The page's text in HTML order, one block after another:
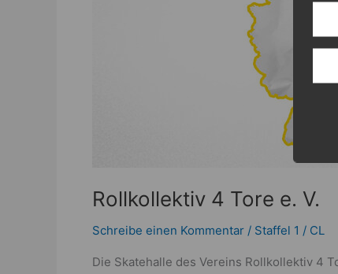
Rollkollektiv 4 Tore e. V.
Schreibe einen Kommentar / Staffel 1 / CL
Die Skatehalle des Vereins Rollkollektiv 4